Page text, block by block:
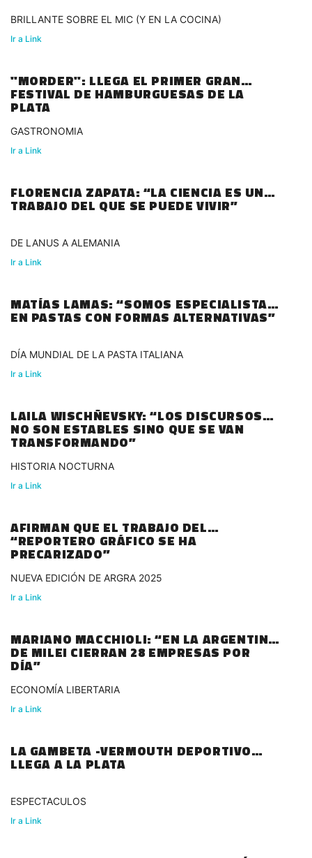
BRILLANTE SOBRE EL MIC (Y EN LA COCINA)
Ir a Link
"MORDER": LLEGA EL PRIMER GRAN
FESTIVAL DE HAMBURGUESAS DE LA
PLATA
GASTRONOMIA
Ir a Link
FLORENCIA ZAPATA: “LA CIENCIA ES UN
TRABAJO DEL QUE SE PUEDE VIVIR”
DE LANUS A ALEMANIA
Ir a Link
MATÍAS LAMAS: “SOMOS ESPECIALISTAS
EN PASTAS CON FORMAS ALTERNATIVAS”
DÍA MUNDIAL DE LA PASTA ITALIANA
Ir a Link
LAILA WISCHÑEVSKY: “LOS DISCURSOS
NO SON ESTABLES SINO QUE SE VAN
TRANSFORMANDO”
HISTORIA NOCTURNA
Ir a Link
AFIRMAN QUE EL TRABAJO DEL
“REPORTERO GRÁFICO SE HA
PRECARIZADO”
NUEVA EDICIÓN DE ARGRA 2025
Ir a Link
MARIANO MACCHIOLI: “EN LA ARGENTINA
DE MILEI CIERRAN 28 EMPRESAS POR
DÍA”
ECONOMÍA LIBERTARIA
Ir a Link
LA GAMBETA -VERMOUTH DEPORTIVO
LLEGA A LA PLATA
ESPECTACULOS
Ir a Link